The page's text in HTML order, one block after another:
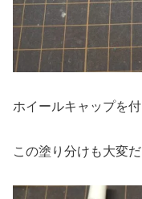
ホイールキャップを付
この塗り分けも大変だ